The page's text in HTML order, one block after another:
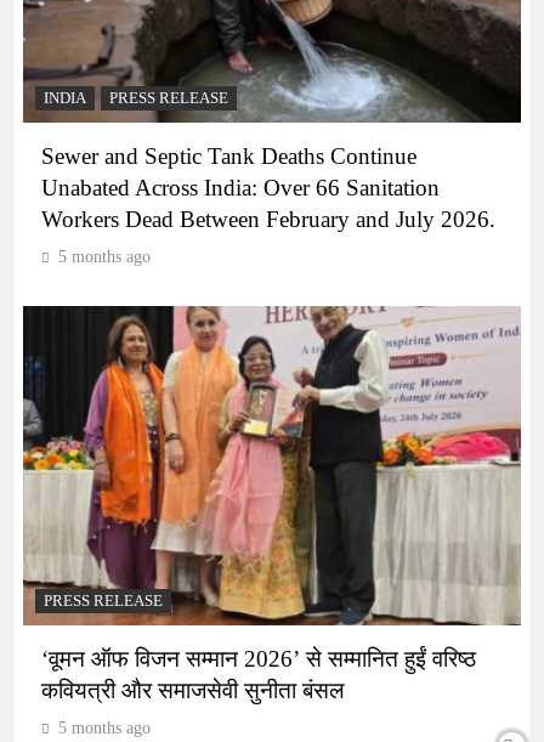
INDIA PRESS RELEASE
Sewer and Septic Tank Deaths Continue
Unabated Across India: Over 66 Sanitation
Workers Dead Between February and July 2026.
5 months ago
PRESS RELEASE
‘वूमन ऑफ विजन सम्मान 2026’ से सम्मानित हुईं वरिष्ठ
कवियत्री और समाजसेवी सुनीता बंसल
5 months ago